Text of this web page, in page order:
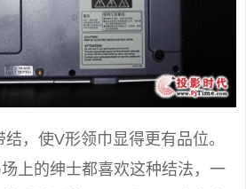
，使V形领巾显得更有品位。
上的绅士都喜欢这种结法，一